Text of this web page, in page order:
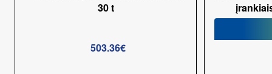
30 t
503.36€